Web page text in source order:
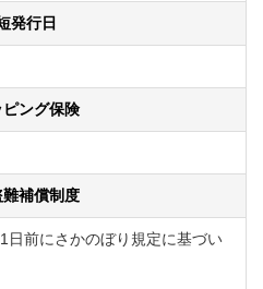
発行日
ピング保険
補償制度
日前にさかのぼり規定に基づい